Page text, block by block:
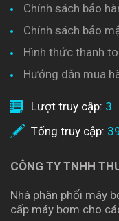
Chính sách bảo
Chính sách bảo
Hình thức thanh
Hướng dẫn mua
Lượt truy cập: 3
Tổng truy cập:
CÔNG TY TNHH
Nhà phân phối máy
cấp máy bơm cho